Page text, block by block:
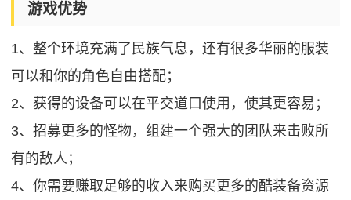
游戏优势
1、整个环境充满了民族气息，还有很多华丽的服装
可以和你的角色自由搭配；
2、获得的设备可以在平交道口使用，使其更容易；
3、招募更多的怪物，组建一个强大的团队来击败所
有的敌人；
4、你需要赚取足够的收入来购买更多的酷装备资源